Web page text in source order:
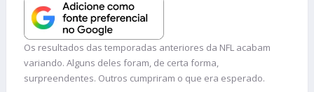
Os resultados das temporadas anteriores da NFL acabam
variando. Alguns deles foram, de certa forma,
surpreendentes. Outros cumpriram o que era esperado.